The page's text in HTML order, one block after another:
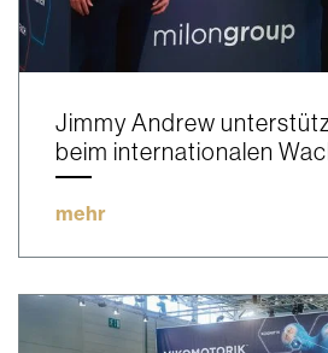
Jimmy Andrew
beim internationalen
mehr